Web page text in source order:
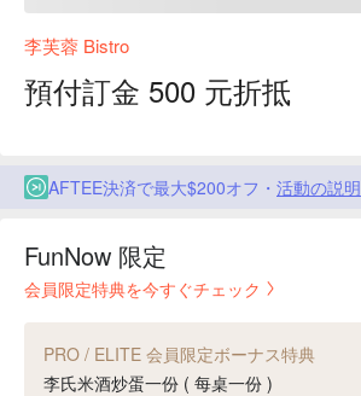
李芙蓉 Bistro
預付訂金 500 元折抵
AFTEE決済で最大$200オフ・ 活動の説明
FunNow 限定
会員限定特典を今すぐチェック
PRO / ELITE 会員限定ボーナス特典
李氏米酒炒蛋一份 ( 每桌一份 )